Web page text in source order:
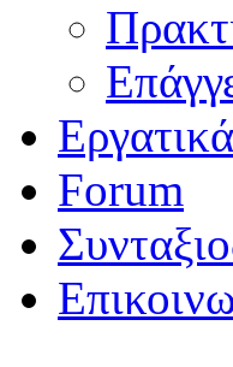
Εργατικά
Forum